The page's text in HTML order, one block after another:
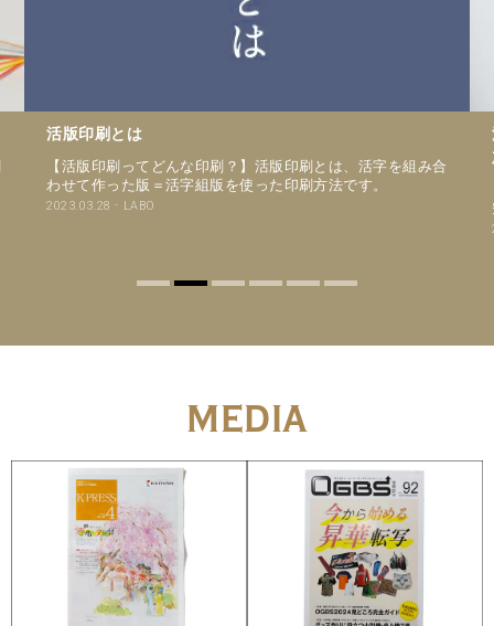
活版印刷とは
【活版印刷ってどんな印刷？】活版印刷とは、活字を組み合
わせて作った版＝活字組版を使った印刷方法です。
2023.03.28 LABO
MEDIA